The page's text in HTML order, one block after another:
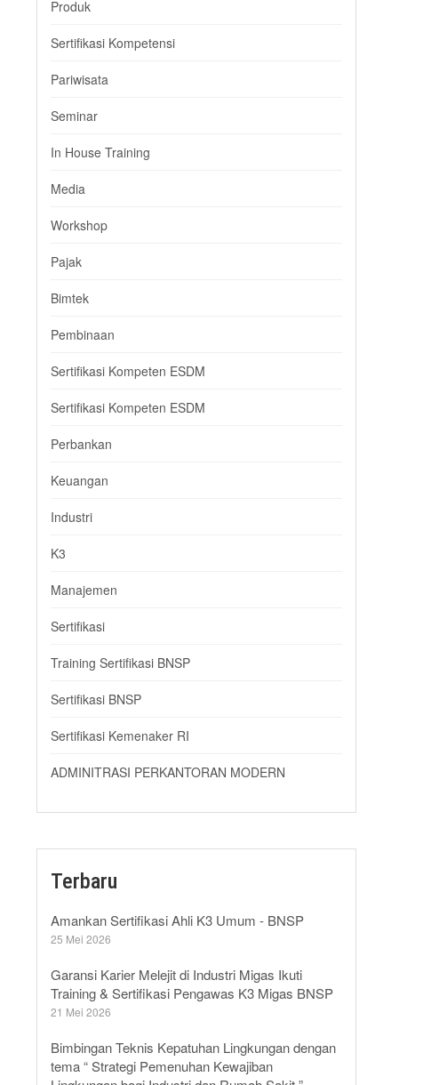
Produk
Sertifikasi Kompetensi
Pariwisata
Seminar
In House Training
Media
Workshop
Pajak
Bimtek
Pembinaan
Sertifikasi Kompeten ESDM
Sertifikasi Kompeten ESDM
Perbankan
Keuangan
Industri
K3
Manajemen
Sertifikasi
Training Sertifikasi BNSP
Sertifikasi BNSP
Sertifikasi Kemenaker RI
ADMINITRASI PERKANTORAN MODERN
Terbaru
Amankan Sertifikasi Ahli K3 Umum - BNSP
25 Mei 2026
Garansi Karier Melejit di Industri Migas Ikuti
Training & Sertifikasi Pengawas K3 Migas BNSP
21 Mei 2026
Bimbingan Teknis Kepatuhan Lingkungan dengan
tema “ Strategi Pemenuhan Kewajiban